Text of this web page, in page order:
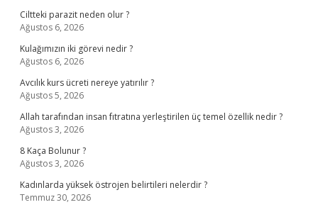
Ciltteki parazit neden olur ?
Ağustos 6, 2026
Kulağımızın iki görevi nedir ?
Ağustos 6, 2026
Avcılık kurs ücreti nereye yatırılır ?
Ağustos 5, 2026
Allah tarafından insan fıtratına yerleştirilen üç temel özellik nedir ?
Ağustos 3, 2026
8 Kaça Bolunur ?
Ağustos 3, 2026
Kadınlarda yüksek östrojen belirtileri nelerdir ?
Temmuz 30, 2026